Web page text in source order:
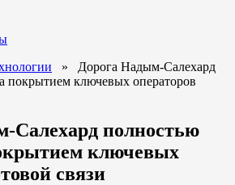
» Дорога Надым-Салехард
покрытием ключевых операторов
Салехард полностью
ключевых
связи